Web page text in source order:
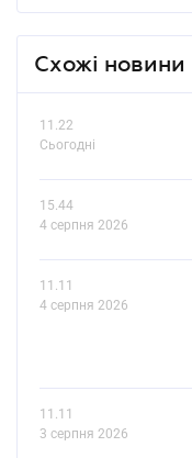
Схожі новини
11.22
Сьогодні
15.44
4 серпня 2026
11.11
4 серпня 2026
11.11
3 серпня 2026